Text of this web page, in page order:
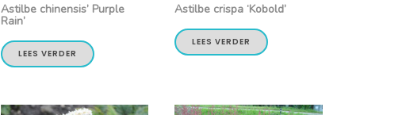
Astilbe chinensis’ Purple
Rain’
LEES VERDER
Astilbe crispa ‘Kobold’
LEES VERDER